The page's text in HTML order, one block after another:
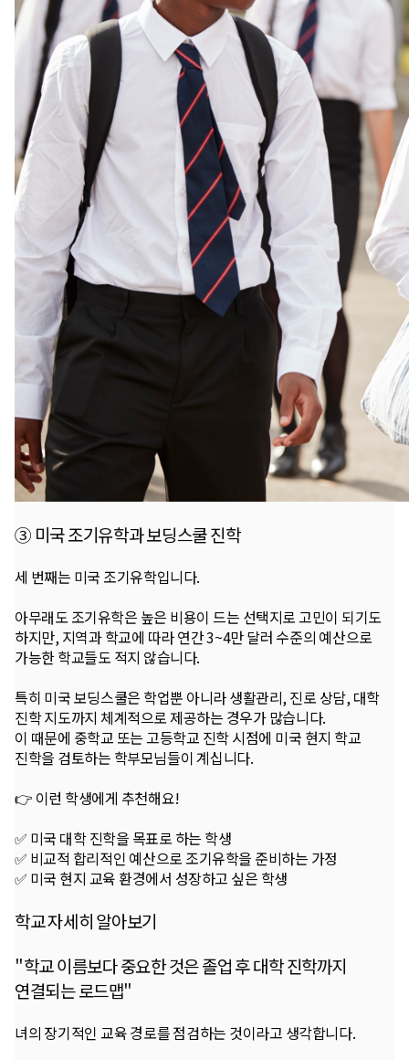
③ 미국 조기유학과 보딩스쿨 진학
세 번째는 미국 조기유학입니다.
아무래도 조기유학은 높은 비용이 드는 선택지로 고민이 되기도
하지만, 지역과 학교에 따라 연간 3~4만 달러 수준의 예산으로
가능한 학교들도 적지 않습니다.
특히 미국 보딩스쿨은 학업뿐 아니라 생활관리, 진로 상담, 대학
진학 지도까지 체계적으로 제공하는 경우가 많습니다.
이 때문에 중학교 또는 고등학교 진학 시점에 미국 현지 학교
진학을 검토하는 학부모님들이 계십니다.
👉 이런 학생에게 추천해요!
✅ 미국 대학 진학을 목표로 하는 학생
✅ 비교적 합리적인 예산으로 조기유학을 준비하는 가정
✅ 미국 현지 교육 환경에서 성장하고 싶은 학생
학교 자세히 알아보기
"학교 이름보다 중요한 것은 졸업 후 대학 진학까지
연결되는 로드맵"
녀의 장기적인 교육 경로를 점검하는 것이라고 생각합니다.